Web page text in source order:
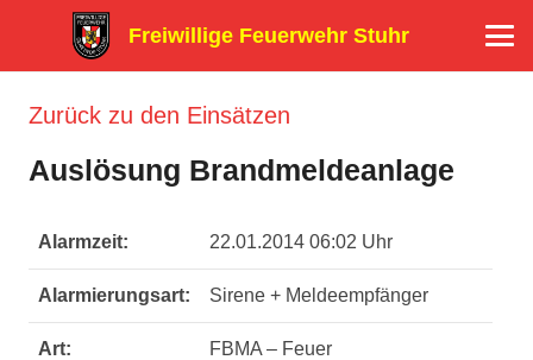
Freiwillige Feuerwehr Stuhr
Zurück zu den Einsätzen
Auslösung Brandmeldeanlage
Alarmzeit: 22.01.2014 06:02 Uhr
Alarmierungsart: Sirene + Meldeempfänger
Art:
FBMA – Feuer